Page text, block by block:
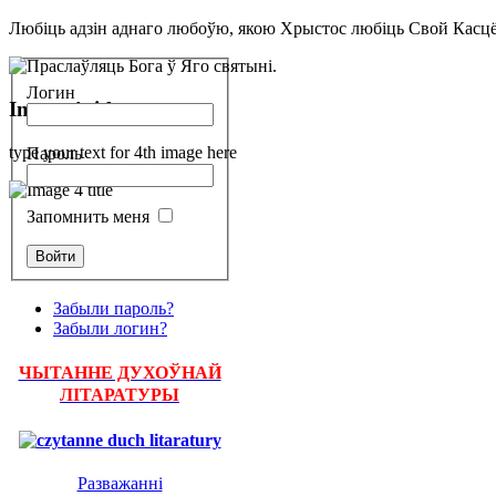
Любіць адзін аднаго любоўю, якою Хрыстос любіць Свой
Image 4 title
type your text for 4th image here
Логин
Пароль
Запомнить меня
Забыли пароль?
Забыли логин?
ЧЫТАННЕ ДУХОЎНАЙ
ЛІТАРАТУРЫ
Разважанні